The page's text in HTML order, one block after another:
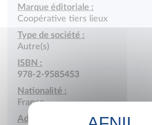
Marque éditoriale :
Coopérative tiers lieux
Type de société :
Autre(s)
ISBN :
978-2-9585453
Nationalité :
France
Adresse :